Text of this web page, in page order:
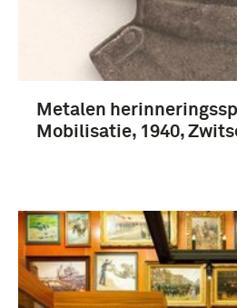
Metalen
Mobilisatie, 1940,